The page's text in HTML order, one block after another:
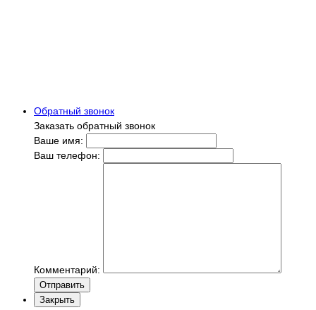
Обратный звонок
Заказать обратный звонок
Ваше имя:
Ваш телефон:
Комментарий:
Отправить
Закрыть